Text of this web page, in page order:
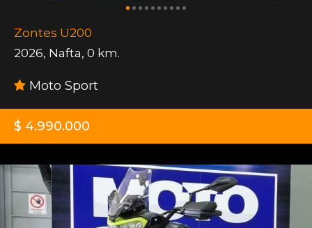
Zontes U200
2026, Nafta, 0 km.
Moto Sport
$ 4.990.000